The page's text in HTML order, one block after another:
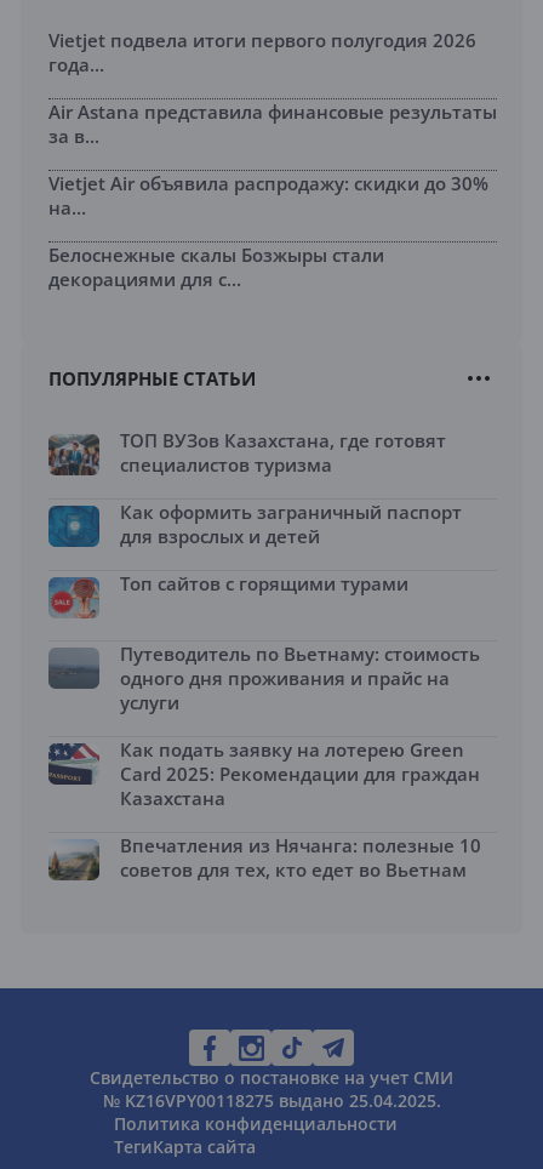
Vietjet подвела итоги первого полугодия 2026
года...
Air Astana представила финансовые результаты
за в...
Vietjet Air объявила распродажу: скидки до 30%
на...
Белоснежные скалы Бозжыры стали
декорациями для с...
ПОПУЛЯРНЫЕ СТАТЬИ
ТОП ВУЗов Казахстана, где готовят
специалистов туризма
Как оформить заграничный паспорт
для взрослых и детей
Топ сайтов с горящими турами
Путеводитель по Вьетнаму: стоимость
одного дня проживания и прайс на
услуги
Как подать заявку на лотерею Green
Card 2025: Рекомендации для граждан
Казахстана
Впечатления из Нячанга: полезные 10
советов для тех, кто едет во Вьетнам
Свидетельство о постановке на учет СМИ
№ KZ16VPY00118275 выдано 25.04.2025.
Политика конфиденциальности
ТегиКарта сайта